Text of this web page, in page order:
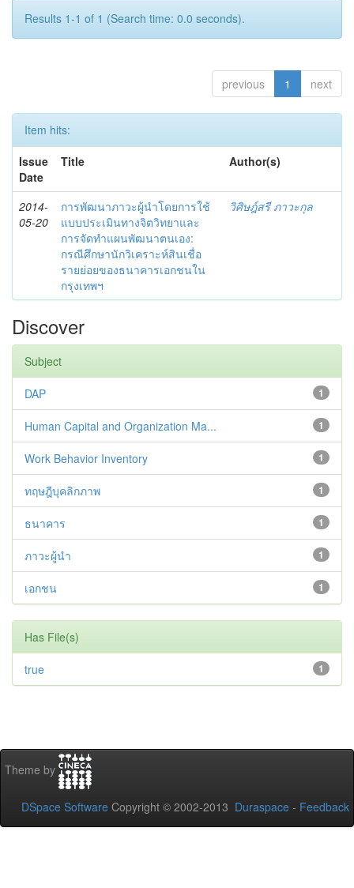
Results 1-1 of 1 (Search time: 0.0 seconds).
previous 1 next
Item hits:
Issue
Date
Title Author(s)
2014-
05-20
การพัฒนาภาวะผู้นำโดยการใช้
แบบประเมินทางจิตวิทยาและ
การจัดทำแผนพัฒนาตนเอง:
กรณีศึกษานักวิเคราะห์สินเชื่อ
รายย่อยของธนาคารเอกชนใน
กรุงเทพฯ
วิศิษฎ์สรี ภาวะกุล
Discover
Subject
1
DAP
1
Human Capital and Organization Ma...
1
Work Behavior Inventory
1
ทฤษฎีบุคลิกภาพ
1
ธนาคาร
1
ภาวะผู้นำ
1
เอกชน
Has File(s)
1
true
Theme by
DSpace Software Copyright © 2002-2013 Duraspace - Feedback